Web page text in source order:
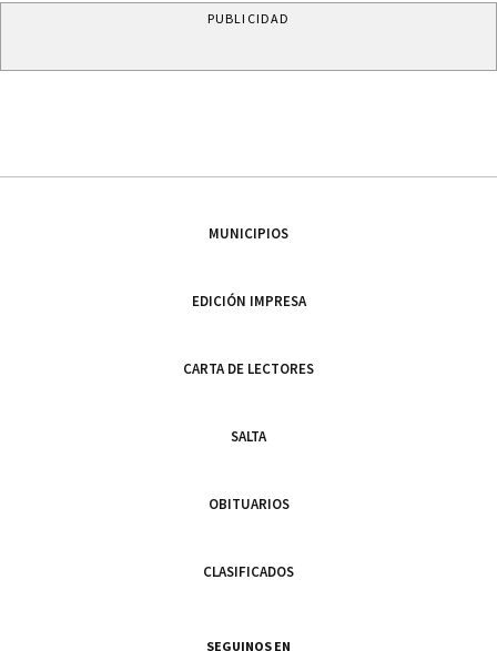
PUBLICIDAD
MUNICIPIOS
EDICIÓN IMPRESA
CARTA DE LECTORES
SALTA
OBITUARIOS
CLASIFICADOS
SEGUINOS EN